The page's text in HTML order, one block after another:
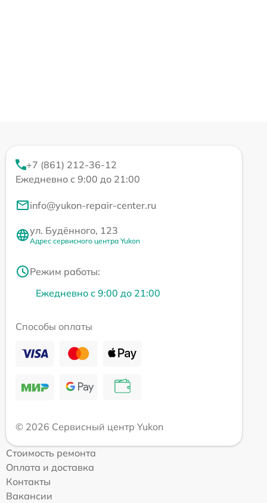
+7 (861) 212-36-12
Ежедневно с 9:00 до 21:00
info@yukon-repair-center.ru
ул. Будённого, 123
Адрес сервисного центра Yukon
Режим работы:
Ежедневно с 9:00 до 21:00
Способы оплаты
© 2026 Сервисный центр Yukon
Стоимость ремонта
Оплата и доставка
Контакты
Вакансии